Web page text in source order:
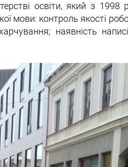
освіти, який з 1998
мови: контроль якості
наявність